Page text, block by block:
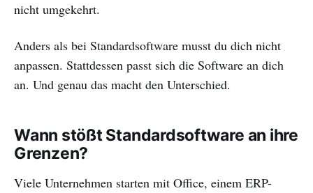
nicht umgekehrt.
Anders als bei Standardsoftware musst du dich nicht
anpassen. Stattdessen passt sich die Software an dich
an. Und genau das macht den Unterschied.
Wann stößt Standardsoftware an ihre
Grenzen?
Viele Unternehmen starten mit Office, einem ERP-